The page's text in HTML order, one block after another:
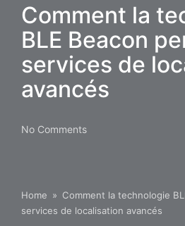
Comment la
BLE Beacon
services de
avancés
No Comments
Home » Comment la technologie
services de localisation avancés